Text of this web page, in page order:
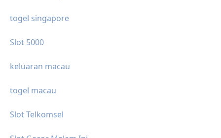
togel singapore
Slot 5000
keluaran macau
togel macau
Slot Telkomsel